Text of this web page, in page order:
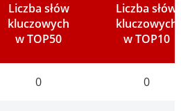
Liczba słów
kluczowych
w TOP50
Liczba słów
kluczowych
w TOP10
0 0